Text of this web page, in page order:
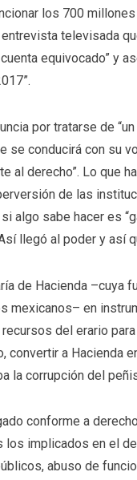
los 700
televisada
equivocado” y
por tratarse de
se conducirá con su
al derecho”. Lo que
de las
algo sabe hacer es
llegó al poder y así
de Hacienda –cuya
mexicanos– en
del erario
convertir a Hacienda
la corrupción del
conforme a
los implicados en el
abuso de